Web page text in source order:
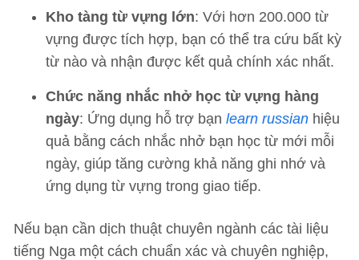
Kho tàng từ vựng lớn: Với hơn 200.000 từ
vựng được tích hợp, bạn có thể tra cứu bất kỳ
từ nào và nhận được kết quả chính xác nhất.
Chức năng nhắc nhở học từ vựng hàng
ngày: Ứng dụng hỗ trợ bạn learn russian hiệu
quả bằng cách nhắc nhở bạn học từ mới mỗi
ngày, giúp tăng cường khả năng ghi nhớ và
ứng dụng từ vựng trong giao tiếp.
Nếu bạn cần dịch thuật chuyên ngành các tài liệu
tiếng Nga một cách chuẩn xác và chuyên nghiệp,